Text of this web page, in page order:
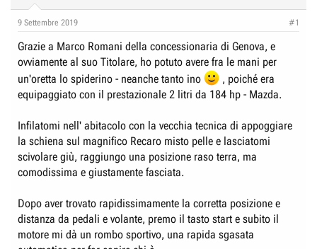
e
i
s
c
u
s
s
i
o
e
z
i
o
9 Settembre 2019 #1
Grazie a Marco Romani della concessionaria di Genova, e
ovviamente al suo Titolare, ho potuto avere fra le mani per
un'oretta lo spiderino - neanche tanto ino
, poiché era
equipaggiato con il prestazionale 2 litri da 184 hp - Mazda.
Infilatomi nell' abitacolo con la vecchia tecnica di appoggiare
la schiena sul magnifico Recaro misto pelle e lasciatomi
scivolare giù, raggiungo una posizione raso terra, ma
comodissima e giustamente fasciata.
Dopo aver trovato rapidissimamente la corretta posizione e
distanza da pedali e volante, premo il tasto start e subito il
motore mi dà un rombo sportivo, una rapida sgasata